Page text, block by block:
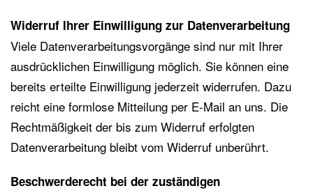
Widerruf Ihrer Einwilligung zur Datenverarbeitung
Viele Datenverarbeitungsvorgänge sind nur mit Ihrer
ausdrücklichen Einwilligung möglich. Sie können eine
bereits erteilte Einwilligung jederzeit widerrufen. Dazu
reicht eine formlose Mitteilung per E-Mail an uns. Die
Rechtmäßigkeit der bis zum Widerruf erfolgten
Datenverarbeitung bleibt vom Widerruf unberührt.
Beschwerderecht bei der zuständigen